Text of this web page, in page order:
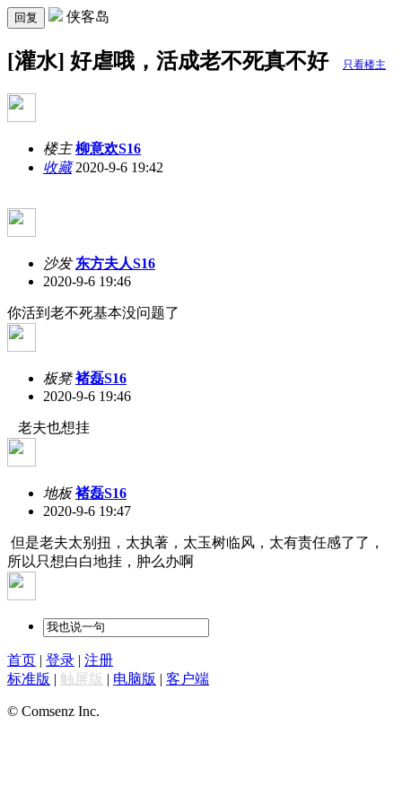
回复 侠客岛
[灌水] 好虐哦，活成老不死真不好 只看楼主
楼主 柳意欢S16
收藏2020-9-6 19:42
沙发 东方夫人S16
2020-9-6 19:46
你活到老不死基本没问题了
板凳 褚磊S16
2020-9-6 19:46
老夫也想挂
地板 褚磊S16
2020-9-6 19:47
但是老夫太别扭，太执著，太玉树临风，太有责任感了了，
所以只想白白地挂，肿么办啊
首页 | 登录 | 注册
标准版 | 触屏版 | 电脑版 | 客户端
© Comsenz Inc.